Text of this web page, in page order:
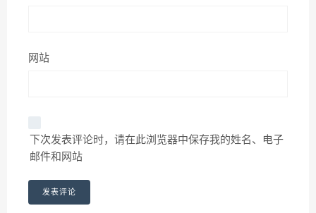
网站
下次发表评论时，请在此浏览器中保存我的姓名、电子
邮件和网站